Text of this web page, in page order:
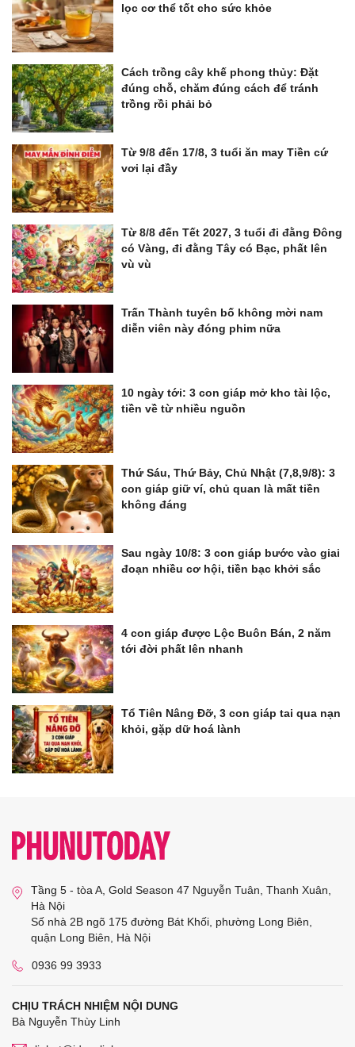
lọc cơ thể tốt cho sức khỏe
Cách trồng cây khế phong thủy: Đặt
đúng chỗ, chăm đúng cách để tránh
trồng rồi phải bỏ
Từ 9/8 đến 17/8, 3 tuổi ăn may Tiền cứ
vơi lại đầy
Từ 8/8 đến Tết 2027, 3 tuổi đi đằng Đông
có Vàng, đi đằng Tây có Bạc, phất lên
vù vù
Trấn Thành tuyên bố không mời nam
diễn viên này đóng phim nữa
10 ngày tới: 3 con giáp mở kho tài lộc,
tiền về từ nhiều nguồn
Thứ Sáu, Thứ Bảy, Chủ Nhật (7,8,9/8): 3
con giáp giữ ví, chủ quan là mất tiền
không đáng
Sau ngày 10/8: 3 con giáp bước vào giai
đoạn nhiều cơ hội, tiền bạc khởi sắc
4 con giáp được Lộc Buôn Bán, 2 năm
tới đời phất lên nhanh
Tổ Tiên Nâng Đỡ, 3 con giáp tai qua nạn
khỏi, gặp dữ hoá lành
Tầng 5 - tòa A, Gold Season 47 Nguyễn Tuân, Thanh Xuân,
Hà Nội
Số nhà 2B ngõ 175 đường Bát Khối, phường Long Biên,
quận Long Biên, Hà Nội
0936 99 3933
CHỊU TRÁCH NHIỆM NỘI DUNG
Bà Nguyễn Thùy Linh